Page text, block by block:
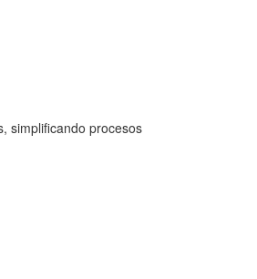
simplificando procesos